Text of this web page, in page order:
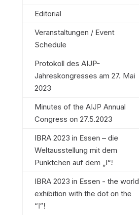
Editorial
Veranstaltungen / Event
Schedule
Protokoll des AIJP-
Jahreskongresses am 27. Mai
2023
Minutes of the AIJP Annual
Congress on 27.5.2023
IBRA 2023 in Essen – die
Weltausstellung mit dem
Pünktchen auf dem „I“!
IBRA 2023 in Essen - the world
exhibition with the dot on the
“I”!